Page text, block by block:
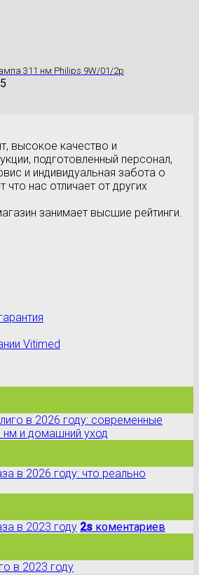
311 нм Philips 9W/01/2p
высокое качество и
подготовленный персонал,
и индивидуальная забота о
нас отличает от других
занимает высшие рейтинги.
Vitimed
в 2026 году: современные
и домашний уход
в 2026 году: что реально
в 2023 году 2s коментариев
в 2023 году